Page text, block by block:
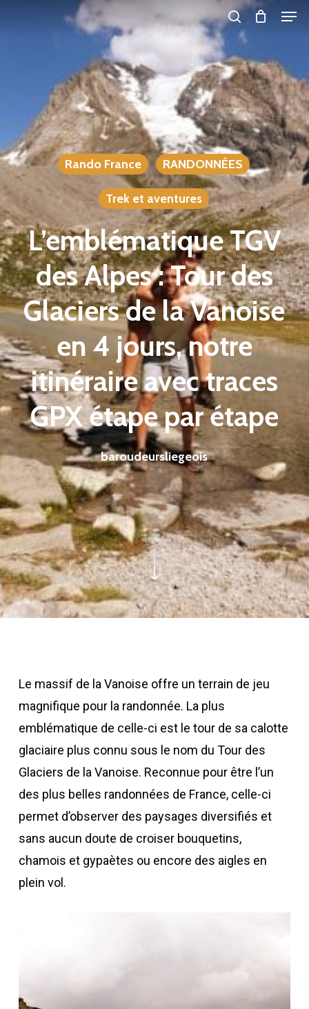
search
Rando France RANDONNÉES
Trek et aventures
L’emblématique TGV
des Alpes : Tour des
Glaciers de la Vanoise
en 4 jours, notre
itinéraire avec traces
GPX étape par étape
baroudeursliegeois
Le massif de la Vanoise offre un terrain de jeu
magnifique pour la randonnée. La plus
emblématique de celle-ci est le tour de sa calotte
glaciaire plus connu sous le nom du Tour des
Glaciers de la Vanoise. Reconnue pour être l’un
des plus belles randonnées de France, celle-ci
permet d’observer des paysages diversifiés et
sans aucun doute de croiser bouquetins,
chamois et gypaètes ou encore des aigles en
plein vol.